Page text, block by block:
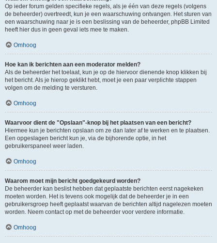
Op ieder forum gelden specifieke regels, als je één van deze regels (volgens
de beheerder) overtreedt, kun je een waarschuwing ontvangen. Het sturen van
een waarschuwing naar je is een beslissing van de beheerder, phpBB Limited
heeft hier dus in geen geval iets mee te maken.
Omhoog
Hoe kan ik berichten aan een moderator melden?
Als de beheerder het toelaat, kun je op de hiervoor dienende knop klikken bij
het bericht. Als je hierop geklikt hebt, moet je een paar verplichte stappen
volgen om de melding te versturen.
Omhoog
Waarvoor dient de "Opslaan"-knop bij het plaatsen van een bericht?
Hiermee kun je berichten opslaan om ze dan later af te werken en te plaatsen.
Een opgeslagen bericht kun je, via de bijhorende optie, in het
gebruikerspaneel weer laden.
Omhoog
Waarom moet mijn bericht goedgekeurd worden?
De beheerder kan beslist hebben dat geplaatste berichten eerst nagekeken
moeten worden. Het is tevens ook mogelijk dat de beheerder je in een
gebruikersgroep heeft geplaatst waarvan de berichten altijd nagelezen moeten
worden. Neem contact op met de beheerder voor verdere informatie.
Omhoog